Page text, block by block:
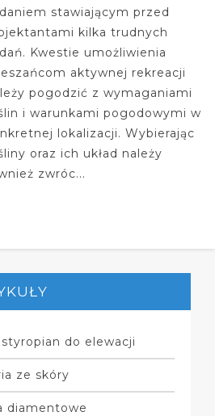
stawiającym przed
kilka trudnych
Kwestie umożliwienia
aktywnej rekreacji
pogodzić z wymaganiami
i warunkami pogodowymi w
lokalizacji. Wybierając
oraz ich układ należy
zwróc...
do elewacji
ze skóry
diamentowe